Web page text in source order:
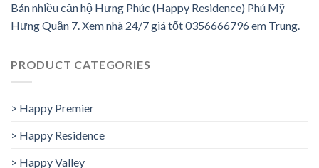
Bán nhiều căn hộ Hưng Phúc (Happy Residence) Phú Mỹ
Hưng Quận 7. Xem nhà 24/7 giá tốt 0356666796 em Trung.
PRODUCT CATEGORIES
> Happy Premier
> Happy Residence
> Happy Valley